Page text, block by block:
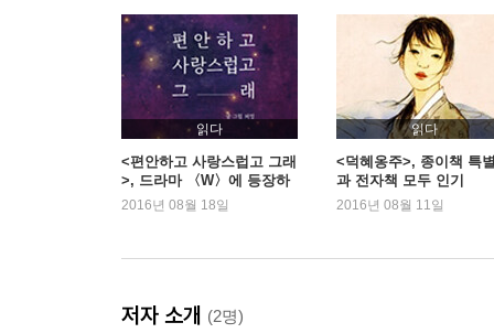
어른들이 틀렸다 | 생각은 경험을 먹고 자란다 | 청
이야기를 마치며_ 김종록
영웅이 없는 시대, 땀방울로 세운 오벨리스크
읽다
<편안하고 사랑스럽고 그래
>, 드라마 〈W〉에 등장하
면서 2위
2016년 08월 18일
읽다
<덕혜옹주>, 종이책 특
과 전자책 모두 인기
2016년 08월 11일
저자 소개 (2명)